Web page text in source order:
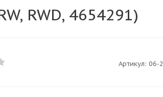
RWD, 4654291)
Артикул: 06-